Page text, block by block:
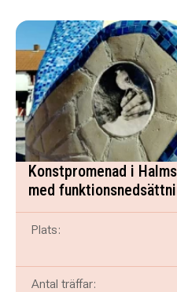
Konstpromenad i
med
Plats:
Antal träffar: